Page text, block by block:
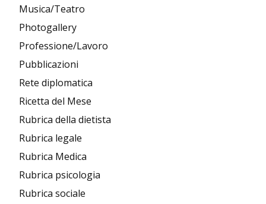
Musica/Teatro
Photogallery
Professione/Lavoro
Pubblicazioni
Rete diplomatica
Ricetta del Mese
Rubrica della dietista
Rubrica legale
Rubrica Medica
Rubrica psicologia
Rubrica sociale